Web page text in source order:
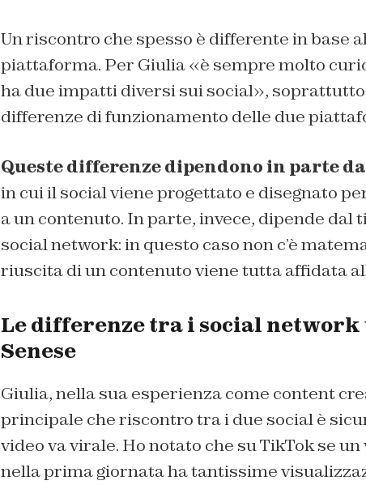
Un riscontro che spesso è differente in base
piattaforma. Per Giulia «è sempre molto
ha due impatti diversi sui social»,
differenze di funzionamento delle due
Queste differenze dipendono in parte
in cui il social viene progettato e disegnato
a un contenuto. In parte, invece, dipende dal
social network: in questo caso non c’è
riuscita di un contenuto viene tutta affidata
Le differenze tra i social
Senese
Giulia, nella sua esperienza come content
principale che riscontro tra i due social è
video va virale. Ho notato che su TikTok se
nella prima giornata ha tantissime